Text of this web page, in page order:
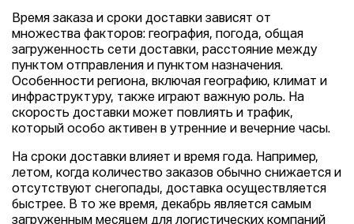
Время заказа и сроки доставки зависят от
множества факторов: география, погода, общая
загруженность сети доставки, расстояние между
пунктом отправления и пунктом назначения.
Особенности региона, включая географию, климат и
инфраструктуру, также играют важную роль. На
скорость доставки может повлиять и трафик,
который особо активен в утренние и вечерние часы.
На сроки доставки влияет и время года. Например,
летом, когда количество заказов обычно снижается и
отсутствуют снегопады, доставка осуществляется
быстрее. В то же время, декабрь является самым
загруженным месяцем для логистических компаний